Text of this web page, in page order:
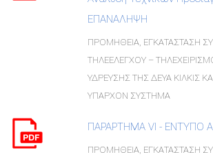
ΕΠΑΝΑΛΗΨΗ
ΠΡΟΜΗΘΕΙΑ, ΕΓΚΑΤΑΣΤΑΣΗ
ΤΗΛΕΕΛΕΓΧΟΥ –
ΥΔΡΕΥΣΗΣ ΤΗΣ ΔΕΥΑ ΚΙΛΚΙΣ
ΥΠΑΡΧΟΝ ΣΥΣΤΗΜΑ
ΠΑΡΑΡΤΗΜΑ VI - ΕΝΤΥΠΟ Α
ΠΡΟΜΗΘΕΙΑ, ΕΓΚΑΤΑΣΤΑΣΗ